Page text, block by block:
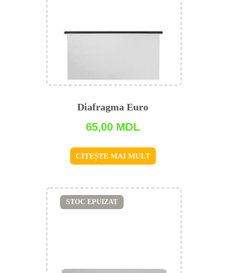
Diafragma Euro
65,00 MDL
CITEȘTE MAI MULT
STOC EPUIZAT